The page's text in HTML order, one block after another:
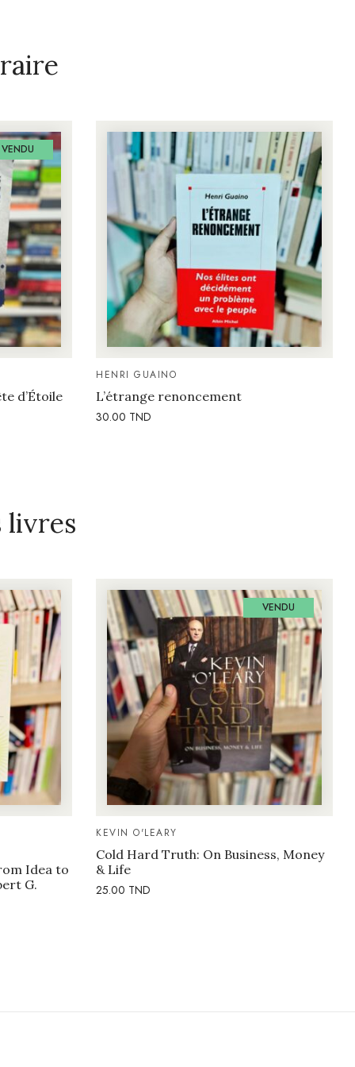
VENDU
d’Étoile
HENRI GUAINO
L’étrange renoncement
30.00 TND
livres
Idea to
G.
VENDU
KEVIN O'LEARY
Cold Hard Truth: On Business, Money
& Life
25.00 TND